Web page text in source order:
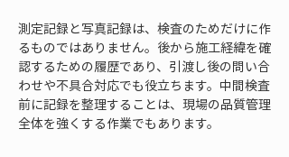
測定記録と写真記録は、検査のためだけに作
るものではありません。後から施工経緯を確
認するための履歴であり、引渡し後の問い合
わせや不具合対応でも役立ちます。中間検査
前に記録を整理することは、現場の品質管理
全体を強くする作業でもあります。